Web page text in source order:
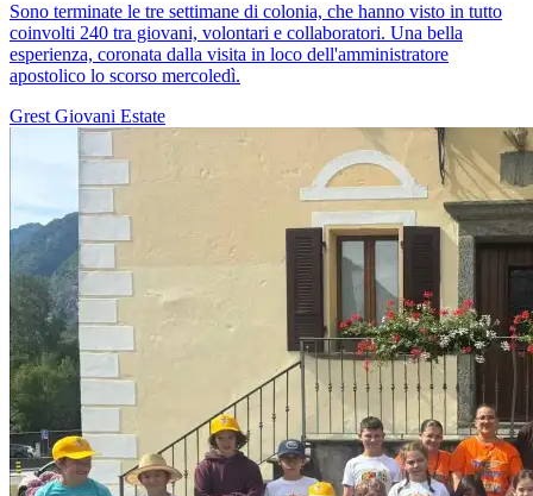
Sono terminate le tre settimane di colonia, che hanno visto in tutto
coinvolti 240 tra giovani, volontari e collaboratori. Una bella
esperienza, coronata dalla visita in loco dell'amministratore
apostolico lo scorso mercoledì.
GrestGiovani Estate